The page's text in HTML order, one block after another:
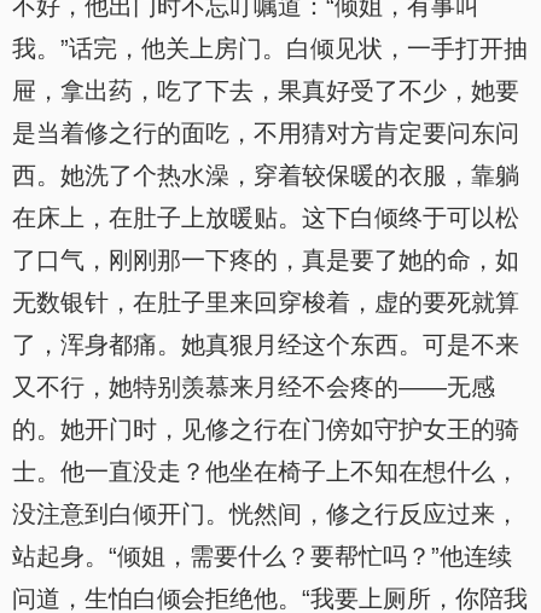
不好，他出门时不忘叮嘱道：“倾姐，有事叫
我。”话完，他关上房门。白倾见状，一手打开抽
屉，拿出药，吃了下去，果真好受了不少，她要
是当着修之行的面吃，不用猜对方肯定要问东问
西。她洗了个热水澡，穿着较保暖的衣服，靠躺
在床上，在肚子上放暖贴。这下白倾终于可以松
了口气，刚刚那一下疼的，真是要了她的命，如
无数银针，在肚子里来回穿梭着，虚的要死就算
了，浑身都痛。她真狠月经这个东西。可是不来
又不行，她特别羡慕来月经不会疼的——无感
的。她开门时，见修之行在门傍如守护女王的骑
士。他一直没走？他坐在椅子上不知在想什么，
没注意到白倾开门。恍然间，修之行反应过来，
站起身。“倾姐，需要什么？要帮忙吗？”他连续
问道，生怕白倾会拒绝他。“我要上厕所，你陪我